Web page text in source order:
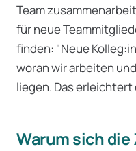
Team
für neue
finden: "Neue
woran wir arbeiten
liegen. Das
Warum sich